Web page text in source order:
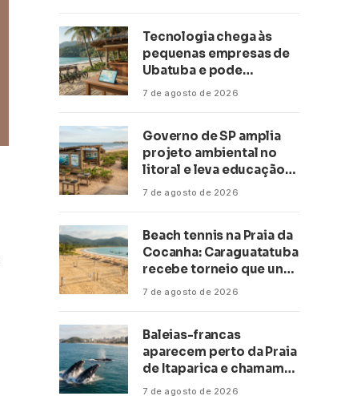
Tecnologia chega às
pequenas empresas de
Ubatuba e pode
transformar negócios
7 de agosto de 2026
Governo de SP amplia
projeto ambiental no
litoral e leva educação
climática a escolas de 16
7 de agosto de 2026
Beach tennis na Praia da
Cocanha: Caraguatatuba
recebe torneio que une
esporte, lazer e mar
7 de agosto de 2026
Baleias-francas
aparecem perto da Praia
de Itaparica e chamam
atenção no litoral do
7 de agosto de 2026